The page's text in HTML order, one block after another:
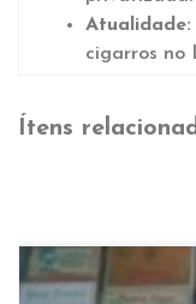
Atualidade:
cigarros no
Ítens